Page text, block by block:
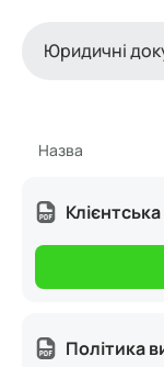
Юридичні
Назва
Політика